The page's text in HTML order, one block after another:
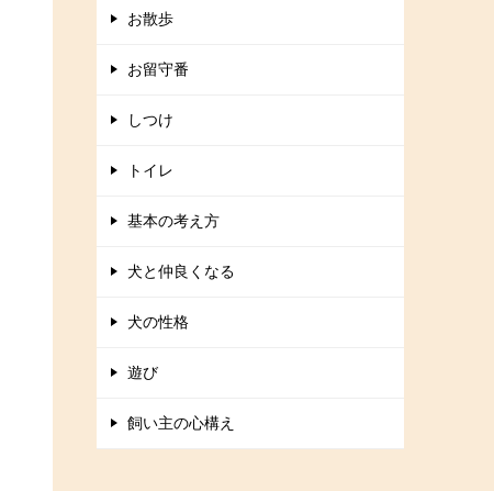
お散歩
お留守番
しつけ
トイレ
基本の考え方
犬と仲良くなる
犬の性格
遊び
飼い主の心構え